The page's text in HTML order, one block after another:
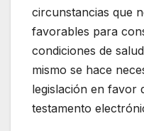
circunstancias que
favorables para
condiciones de
mismo se hace
legislación en favor
testamento